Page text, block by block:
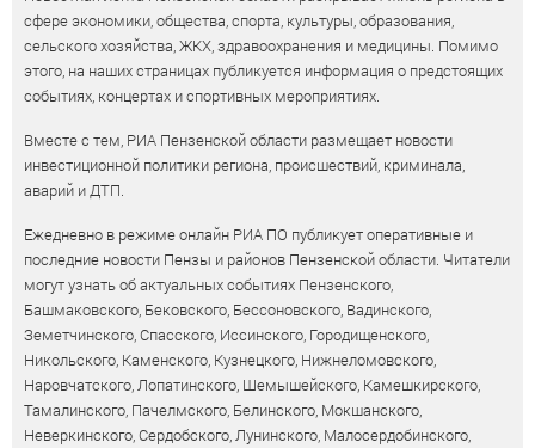
сфере экономики, общества, спорта, культуры, образования,
сельского хозяйства, ЖКХ, здравоохранения и медицины. Помимо
этого, на наших страницах публикуется информация о предстоящих
событиях, концертах и спортивных мероприятиях.
Вместе с тем, РИА Пензенской области размещает новости
инвестиционной политики региона, происшествий, криминала,
аварий и ДТП.
Ежедневно в режиме онлайн РИА ПО публикует оперативные и
последние новости Пензы и районов Пензенской области. Читатели
могут узнать об актуальных событиях Пензенского,
Башмаковского, Бековского, Бессоновского, Вадинского,
Земетчинского, Спасского, Иссинского, Городищенского,
Никольского, Каменского, Кузнецкого, Нижнеломовского,
Наровчатского, Лопатинского, Шемышейского, Камешкирского,
Тамалинского, Пачелмского, Белинского, Мокшанского,
Неверкинского, Сердобского, Лунинского, Малосердобинского,